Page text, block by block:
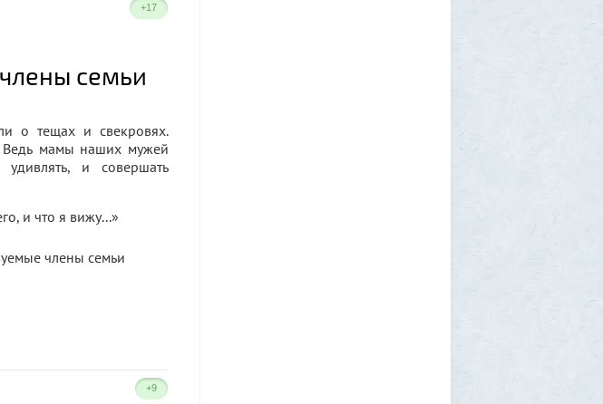
+17
семьи
о тещах и свекровях.
Ведь мамы наших мужей
и совершать
и что я вижу...»
+9